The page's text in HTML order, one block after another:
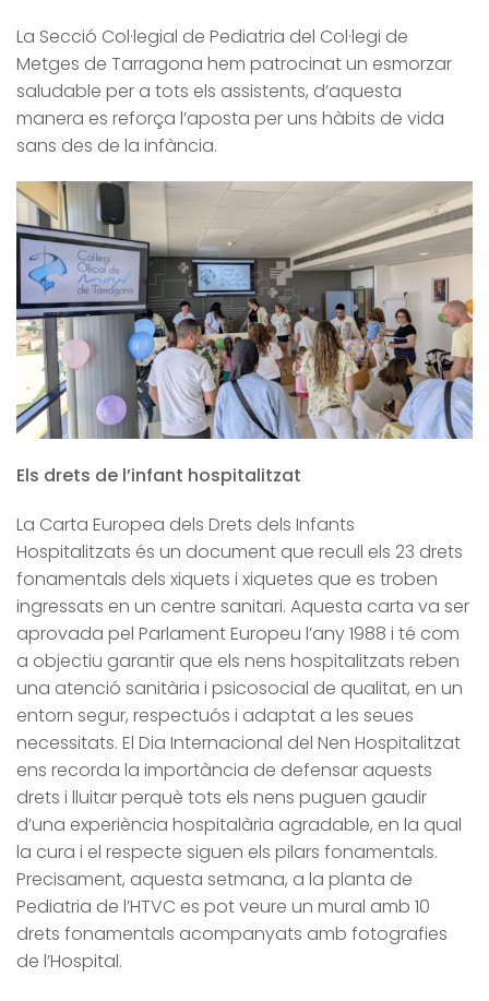
La Secció Col·legial de Pediatria del Col·legi de
Metges de Tarragona hem patrocinat un esmorzar
saludable per a tots els assistents, d’aquesta
manera es reforça l’aposta per uns hàbits de vida
sans des de la infància.
Els drets de l’infant hospitalitzat
La Carta Europea dels Drets dels Infants
Hospitalitzats és un document que recull els 23 drets
fonamentals dels xiquets i xiquetes que es troben
ingressats en un centre sanitari. Aquesta carta va ser
aprovada pel Parlament Europeu l’any 1988 i té com
a objectiu garantir que els nens hospitalitzats reben
una atenció sanitària i psicosocial de qualitat, en un
entorn segur, respectuós i adaptat a les seues
necessitats. El Dia Internacional del Nen Hospitalitzat
ens recorda la importància de defensar aquests
drets i lluitar perquè tots els nens puguen gaudir
d’una experiència hospitalària agradable, en la qual
la cura i el respecte siguen els pilars fonamentals.
Precisament, aquesta setmana, a la planta de
Pediatria de l’HTVC es pot veure un mural amb 10
drets fonamentals acompanyats amb fotografies
de l’Hospital.